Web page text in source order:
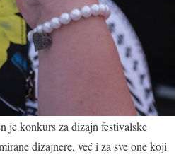
je konkurs za dizajn festivalske
dizajnere, već i za sve one koji